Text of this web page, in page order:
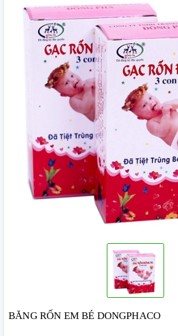
BĂNG RỐN EM BÉ DONGPHACO